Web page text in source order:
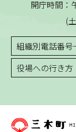
開庁時間：
(
組織別電話番号
役場への行き方